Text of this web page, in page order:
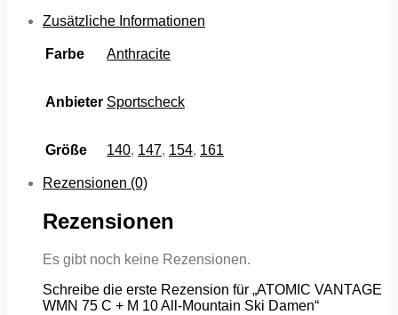
Zusätzliche Informationen
Farbe Anthracite
Anbieter Sportscheck
Größe 140, 147, 154, 161
Rezensionen (0)
Rezensionen
Es gibt noch keine Rezensionen.
Schreibe die erste Rezension für „ATOMIC VANTAGE
WMN 75 C + M 10 All-Mountain Ski Damen“